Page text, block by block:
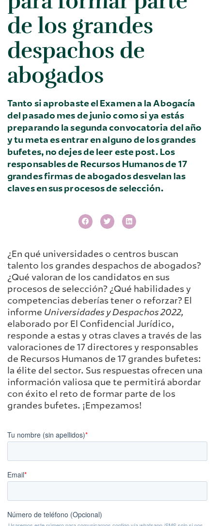
de los grandes
despachos de
abogados
Tanto si aprobaste el Examen a la Abogacía
del pasado mes de junio como si ya estás
preparando la segunda convocatoria del año
y tu meta es entrar en alguno de los grandes
bufetes, no dejes de leer este post. Los
responsables de Recursos Humanos de 17
grandes firmas de abogados desvelan las
claves en sus procesos de selección.
¿En qué universidades o centros buscan
talento los grandes despachos de abogados?
¿Qué valoran de los candidatos en sus
procesos de selección? ¿Qué habilidades y
competencias deberías tener o reforzar? El
informe Universidades y Despachos 2022,
elaborado por El Confidencial Jurídico,
responde a estas y otras claves a través de las
valoraciones de 17 directores y responsables
de Recursos Humanos de 17 grandes bufetes:
la élite del sector. Sus respuestas ofrecen una
información valiosa que te permitirá abordar
con éxito el reto de formar parte de los
grandes bufetes. ¡Empezamos!